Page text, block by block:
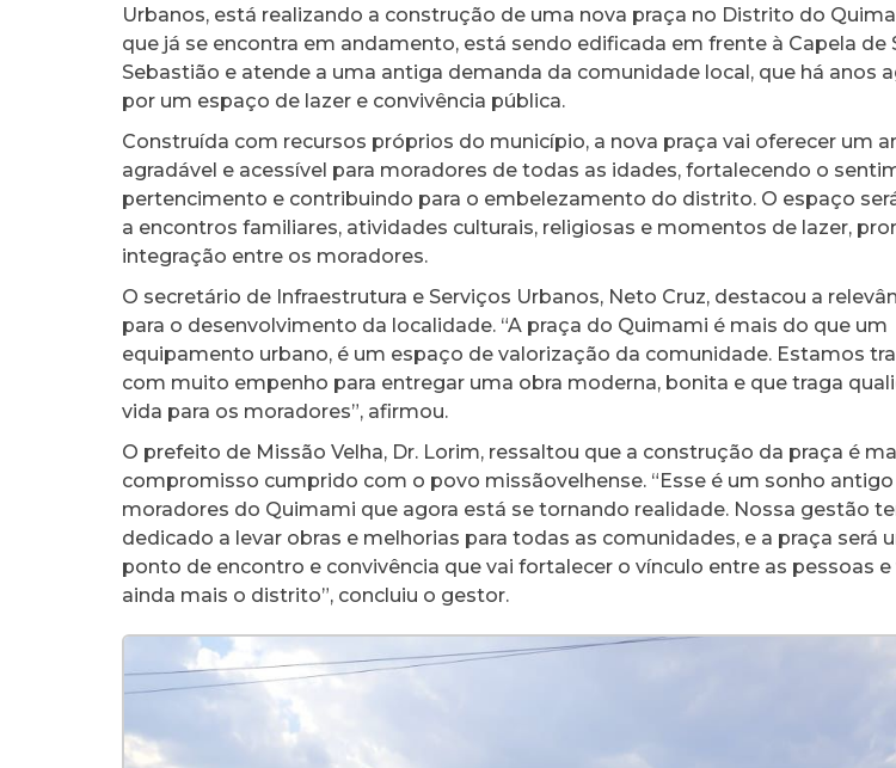
Urbanos, está realizando a construção de uma nova praça no Distrito do
que já se encontra em andamento, está sendo edificada em frente à Capela de
Sebastião e atende a uma antiga demanda da comunidade local, que há anos
por um espaço de lazer e convivência pública.
Construída com recursos próprios do município, a nova praça vai oferecer um
agradável e acessível para moradores de todas as idades, fortalecendo o
pertencimento e contribuindo para o embelezamento do distrito. O espaço
a encontros familiares, atividades culturais, religiosas e momentos de lazer,
integração entre os moradores.
O secretário de Infraestrutura e Serviços Urbanos, Neto Cruz, destacou a
para o desenvolvimento da localidade. “A praça do Quimami é mais do que um
equipamento urbano, é um espaço de valorização da comunidade. Estamos
com muito empenho para entregar uma obra moderna, bonita e que traga
vida para os moradores”, afirmou.
O prefeito de Missão Velha, Dr. Lorim, ressaltou que a construção da praça é
compromisso cumprido com o povo missãovelhense. “Esse é um sonho
moradores do Quimami que agora está se tornando realidade. Nossa gestão
dedicado a levar obras e melhorias para todas as comunidades, e a praça será
ponto de encontro e convivência que vai fortalecer o vínculo entre as pessoas e
ainda mais o distrito”, concluiu o gestor.